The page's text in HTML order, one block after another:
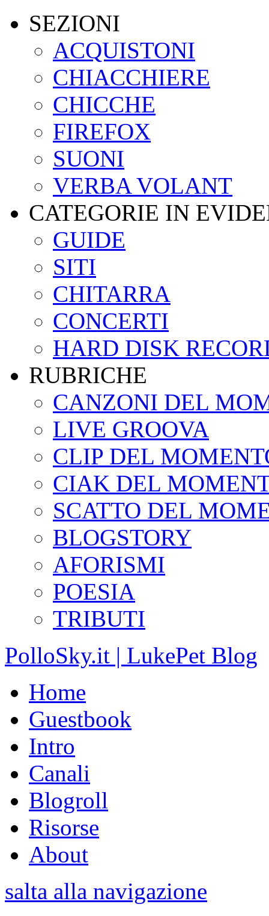
SEZIONI
ACQUISTONI
CHIACCHIERE
CHICCHE
FIREFOX
SUONI
VERBA VOLANT
CATEGORIE IN
GUIDE
SITI
CHITARRA
CONCERTI
HARD DISK
RUBRICHE
CANZONI DEL
LIVE GROOVA
CLIP DEL
CIAK DEL
SCATTO DEL
BLOGSTORY
AFORISMI
POESIA
TRIBUTI
PolloSky.it | LukePet Blog
Home
Guestbook
Intro
Canali
Blogroll
Risorse
About
salta alla navigazione